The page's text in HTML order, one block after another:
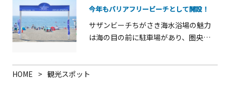
今年もバリアフリービーチとして開設！
サザンビーチちがさき海水浴場の魅力
は海の目の前に駐車場があり、圏央道
横には縁(円)結びの輪として有名なサザ
HOME 観光スポット